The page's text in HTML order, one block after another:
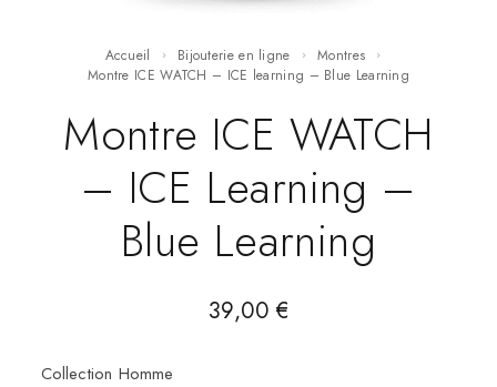
Accueil Bijouterie en ligne
Montres
Montre ICE WATCH – ICE learning – Blue Learning
Montre ICE WATCH
– ICE Learning –
Blue Learning
39,00€
Collection Homme